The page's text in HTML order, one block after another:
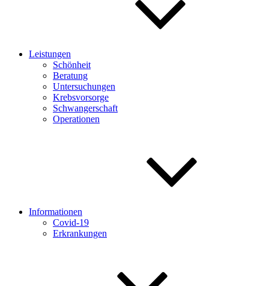
Leistungen
Schönheit
Beratung
Untersuchungen
Krebsvorsorge
Schwangerschaft
Operationen
Informationen
Covid-19
Erkrankungen